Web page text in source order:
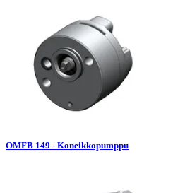
OMFB 149 - Koneikkopumppu